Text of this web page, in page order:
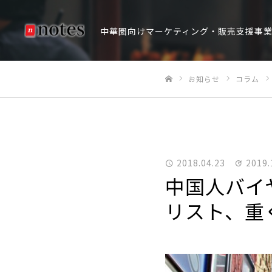
中華圏向けマーケティング・販売支援事業
お知らせ コラム
2018.04.23
中国人バ
リスト、